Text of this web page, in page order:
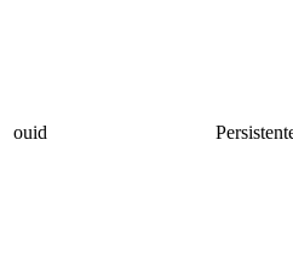
ouid